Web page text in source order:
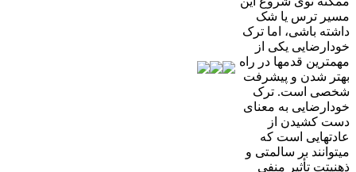
مسیر ترس یا شک
داشته باشی، اما ترک
خودارضایی یکی از
مهمترین قدمها در راه
بهتر شدن و پیشرفت
شخصی است. ترک
خودارضایی به معنای
دست کشیدن از
عادتهایی است که
میتوانند بر سالمتی و
ذهنیتت تأثیر منفی